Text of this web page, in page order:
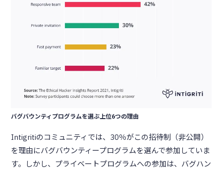
バグバウンティプログラムを選ぶ上位6つの理由
Intigritiのコミュニティでは、30％がこの招待制（非公開）
を理由にバグバウンティープログラムを選んで参加していま
す。しかし、プライベートプログラムへの参加は、バグハン